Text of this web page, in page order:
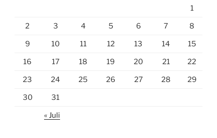
1
2 3 4 5 6 7 8
9 10 11 12 13 14 15
16 17 18 19 20 21 22
23 24 25 26 27 28 29
30 31
« Juli